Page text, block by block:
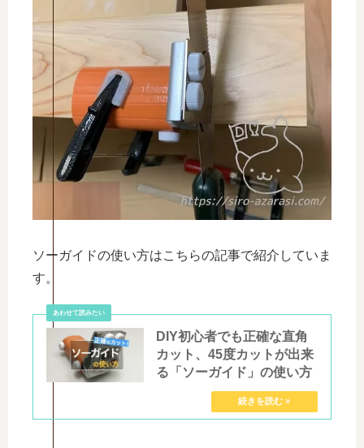
ソーガイドの使い方はこちらの記事で紹介していま
す。
DIY初心者でも正確な直角
カット、45度カットが出来
る「ソーガイド」の使い方